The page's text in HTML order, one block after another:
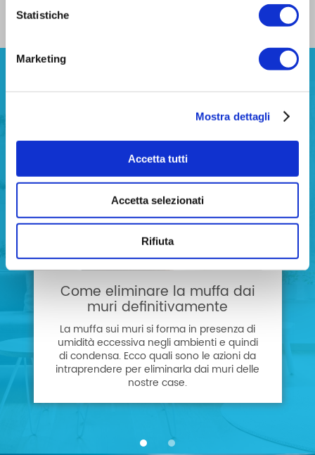
Statistiche
Marketing
Mostra dettagli
Accetta tutti
Accetta selezionati
Rifiuta
Vivere senza umidità e
muffa
Come eliminare la muffa dai
muri definitivamente
La muffa sui muri si forma in presenza di
umidità eccessiva negli ambienti e quindi
di condensa. Ecco quali sono le azioni da
intraprendere per eliminarla dai muri delle
nostre case.